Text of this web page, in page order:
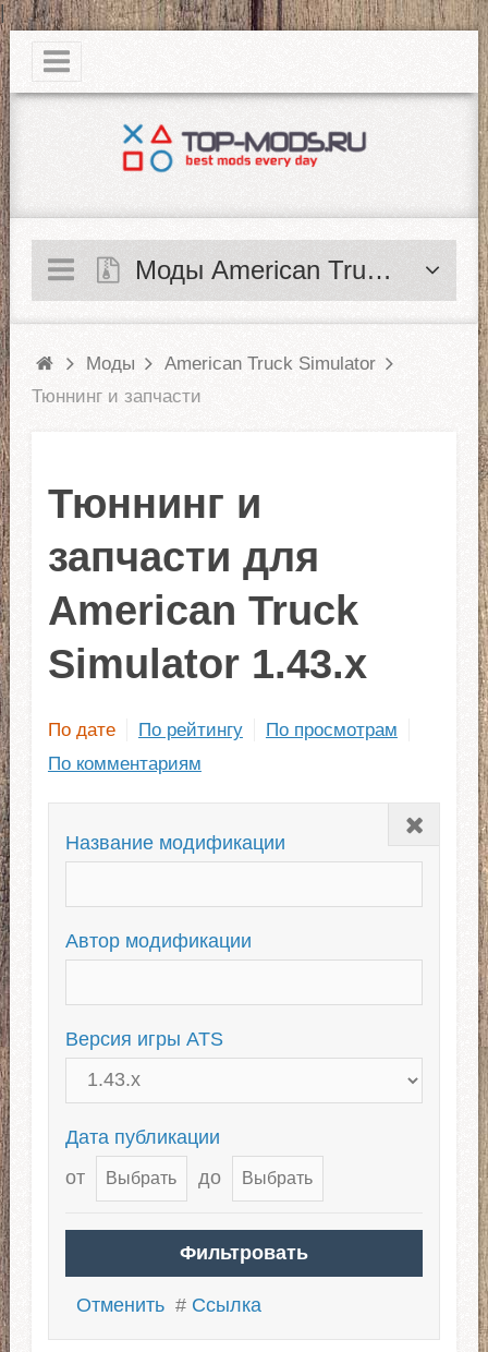
|
Моды American Truck Simulator
Моды
American Truck Simulator
Тюннинг и запчасти
Тюннинг и
запчасти для
American Truck
Simulator 1.43.x
По дате По рейтингу
По просмотрам
По комментариям
Закрыть
Название модификации
Автор модификации
Версия игры ATS
Дата публикации
от
до
Отменить # Ссылка